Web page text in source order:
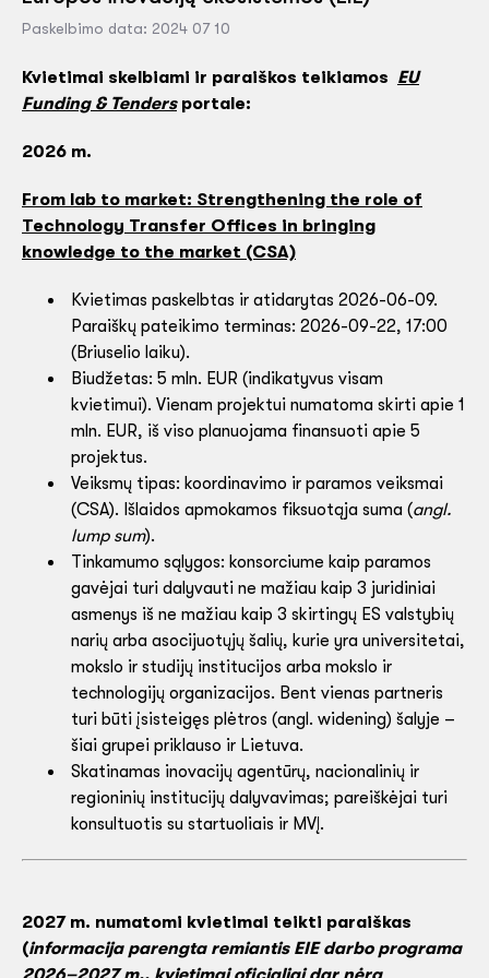
Paskelbimo data: 2024 07 10
Kvietimai skelbiami ir paraiškos teikiamos EU
Funding & Tendersportale:
2026 m.
From lab to market: Strengthening the role of
Technology Transfer Offices in bringing
knowledge to the market (CSA)
Kvietimas paskelbtas ir atidarytas 2026-06-09.
Paraiškų pateikimo terminas: 2026-09-22, 17:00
(Briuselio laiku).
Biudžetas: 5 mln. EUR (indikatyvus visam
kvietimui). Vienam projektui numatoma skirti apie 1
mln. EUR, iš viso planuojama finansuoti apie 5
projektus.
Veiksmų tipas: koordinavimo ir paramos veiksmai
(CSA). Išlaidos apmokamos fiksuotąja suma (angl.
lump sum).
Tinkamumo sąlygos: konsorciume kaip paramos
gavėjai turi dalyvauti ne mažiau kaip 3 juridiniai
asmenys iš ne mažiau kaip 3 skirtingų ES valstybių
narių arba asocijuotųjų šalių, kurie yra universitetai,
mokslo ir studijų institucijos arba mokslo ir
technologijų organizacijos. Bent vienas partneris
turi būti įsisteigęs plėtros (angl. widening) šalyje –
šiai grupei priklauso ir Lietuva.
Skatinamas inovacijų agentūrų, nacionalinių ir
regioninių institucijų dalyvavimas; pareiškėjai turi
konsultuotis su startuoliais ir MVĮ.
2027 m. numatomi kvietimai teikti paraiškas
(informacija parengta remiantis EIE darbo programa